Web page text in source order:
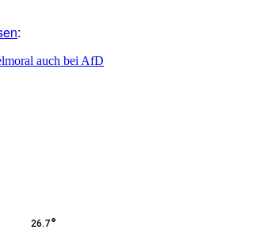
:
auch bei AfD
26.7°